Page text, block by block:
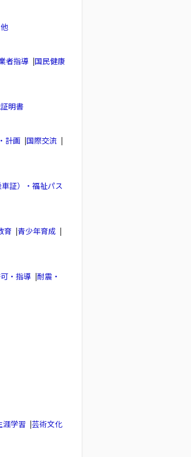
者指導 |国民健康
明書
計画 |国際交流 |
証）・福祉パス
育 |青少年育成 |
・指導 |耐震・
涯学習 |芸術文化